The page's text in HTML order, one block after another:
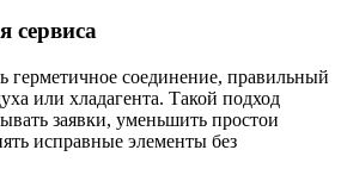
сервиса
герметичное соединение, правильный
или хладагента. Такой подход
заявки, уменьшить простои
исправные элементы без